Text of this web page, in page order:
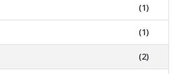
(1)
(1)
(2)